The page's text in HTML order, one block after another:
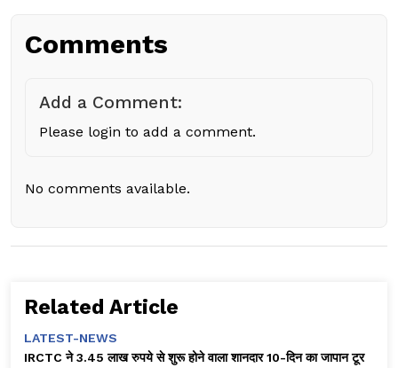
Comments
Add a Comment:
Please login to add a comment.
No comments available.
Related Article
LATEST-NEWS
IRCTC ने 3.45 लाख रुपये से शुरू होने वाला शानदार 10-दिन का जापान टूर